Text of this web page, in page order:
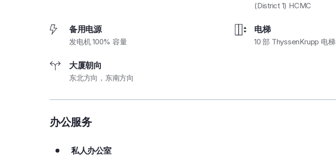
(District 1) HCMC
备用电源
发电机 100% 容量
电梯
10 部 ThyssenKrupp 电梯
大厦朝向
东北方向，东南方向
办公服务
私人办公室